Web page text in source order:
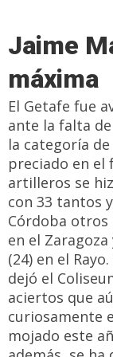
Jaime
máxima
El Getafe fue
ante la falta
la categoría
preciado en el
artilleros se
con 33 tantos
Córdoba otros
en el
(24) en el
dejó el
aciertos que
curiosamente
mojado este